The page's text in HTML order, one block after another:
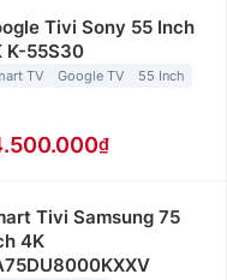
Tivi Sony 55 Inch
K-55S30
TV Google TV 55 Inch
Tivi Samsung 75
4K